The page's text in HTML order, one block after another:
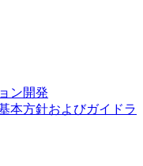
ン開発
本方針およびガイドラ